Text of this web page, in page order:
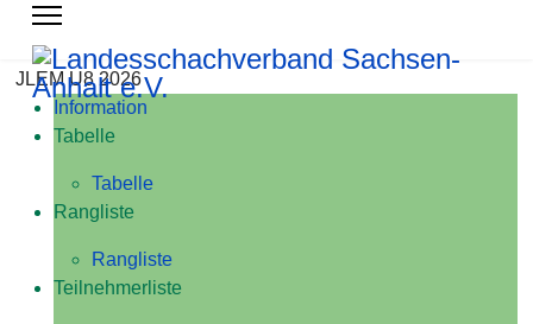
JLEM U8 2026
Information
Tabelle
Tabelle
Rangliste
Rangliste
Teilnehmerliste